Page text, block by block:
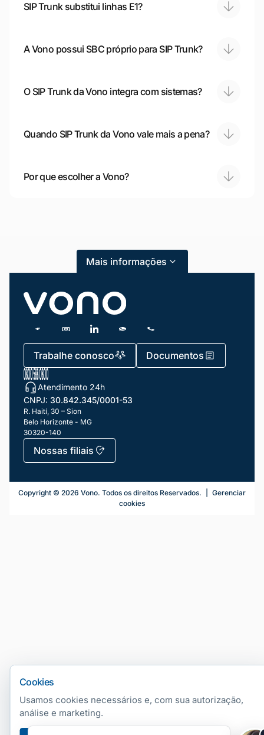
SIP Trunk substitui linhas E1?
A Vono possui SBC próprio para SIP Trunk?
O SIP Trunk da Vono integra com sistemas?
Quando SIP Trunk da Vono vale mais a pena?
Por que escolher a Vono?
Mais informações
Trabalhe conosco Documentos
Atendimento 24h
CNPJ: 30.842.345/0001-53
R. Haití, 30 – Sion
Belo Horizonte - MG
30320-140
Nossas filiais
Telefonia Fixa
SMS
Portabilidade
Copyright © 2026 Vono. Todos os direitos Reservados.
Gerenciar
cookies
Cookies
Usamos cookies necessários e, com sua autorização,
análise e marketing.
Mariana da Vono
online agora